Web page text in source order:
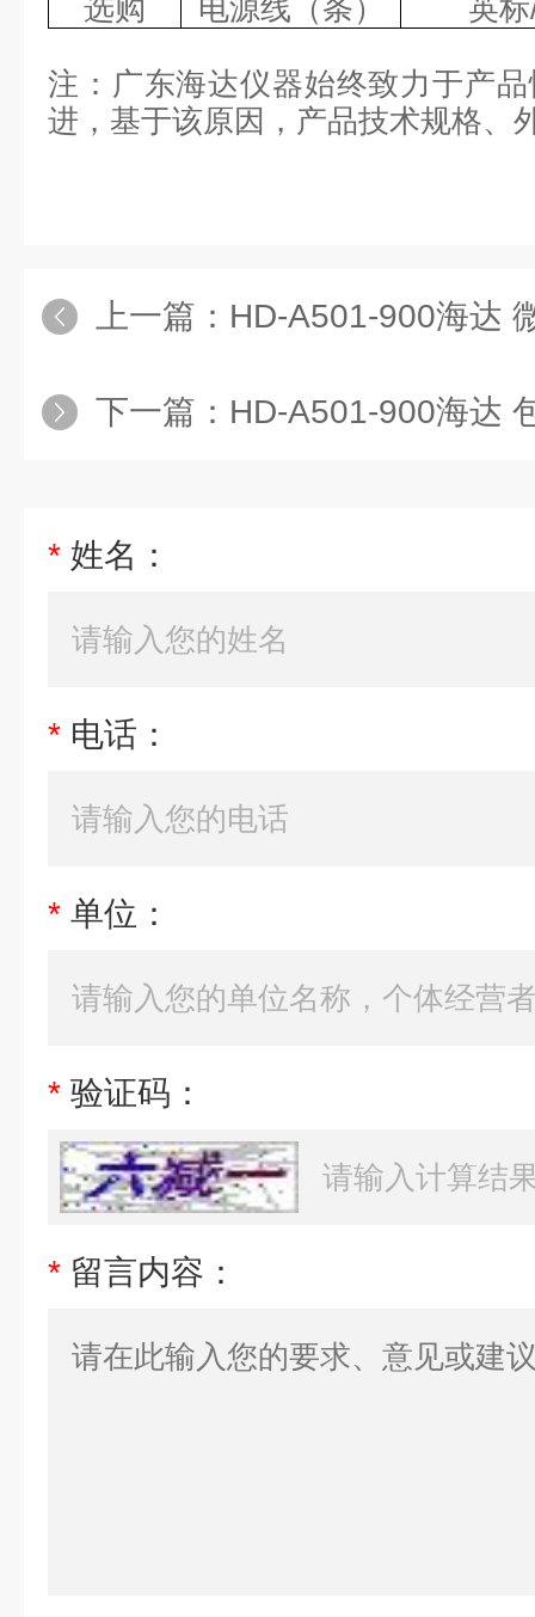
选购
电源线（条） 英标
注： 广东海达仪器始终致力于产
进，基于该原因，产品技术规格、
上一篇： HD-A501-900海达 微
下一篇： HD-A501-900海达
* 姓名：
* 电话：
* 单位：
* 验证码：
* 留言内容：